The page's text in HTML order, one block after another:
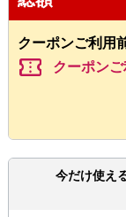
クーポンご利用
confirmation_number クーポン
今だけ使え